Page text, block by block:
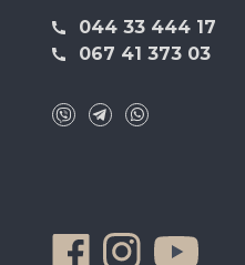
044 33 444 17
067 41 373 03